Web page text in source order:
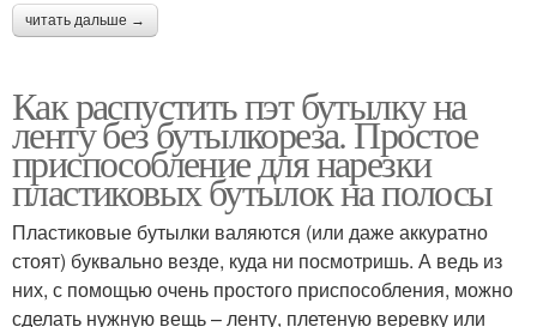
читать дальше →
Как распустить пэт бутылку на
ленту без бутылкореза. Простое
приспособление для нарезки
пластиковых бутылок на полосы
Пластиковые бутылки валяются (или даже аккуратно
стоят) буквально везде, куда ни посмотришь. А ведь из
них, с помощью очень простого приспособления, можно
сделать нужную вещь – ленту, плетеную веревку или